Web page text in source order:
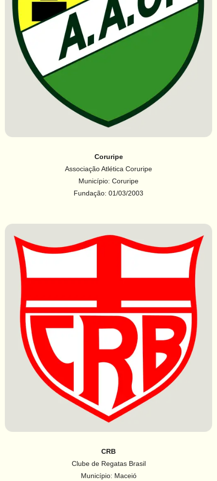
Coruripe
Associação Atlética Coruripe
Município: Coruripe
Fundação: 01/03/2003
CRB
Clube de Regatas Brasil
Município: Maceió